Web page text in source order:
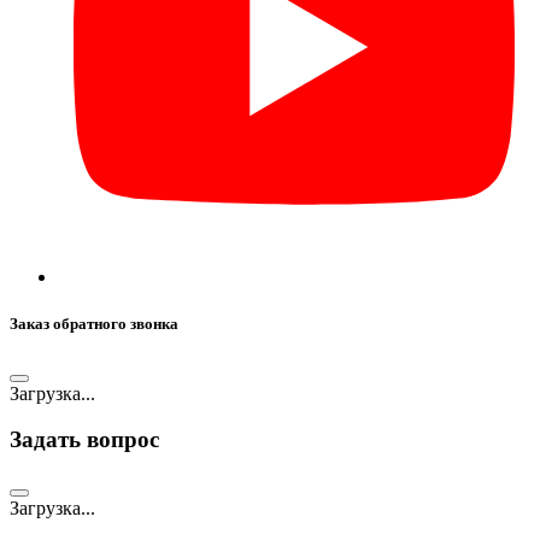
Заказ обратного звонка
Загрузка...
Задать вопрос
Загрузка...